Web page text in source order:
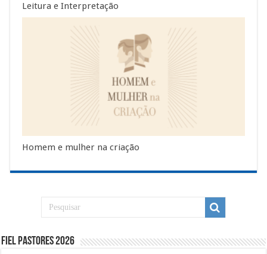
Leitura e Interpretação
Homem e mulher na criação
Fiel Pastores 2026